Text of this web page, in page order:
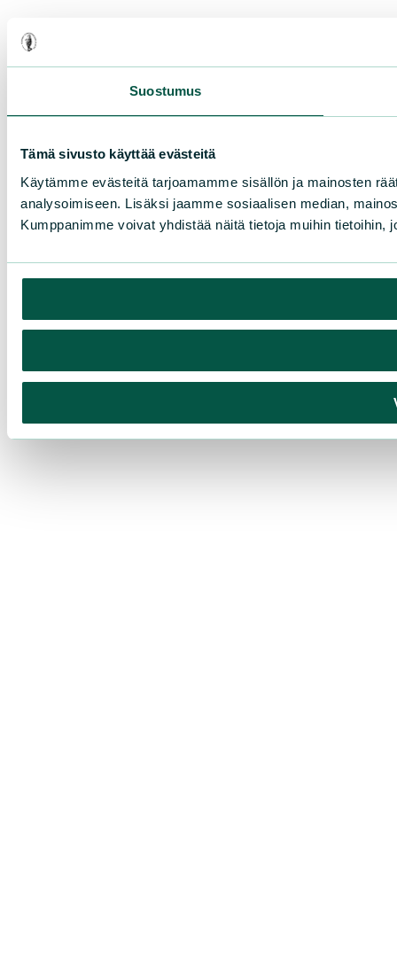
Suostumus
Tämä sivusto käyttää evästeitä
Käytämme evästeitä tarjoamamme sisällön ja mainosten
analysoimiseen. Lisäksi jaamme sosiaalisen median,
Kumppanimme voivat yhdistää näitä tietoja muihin tietoihin,